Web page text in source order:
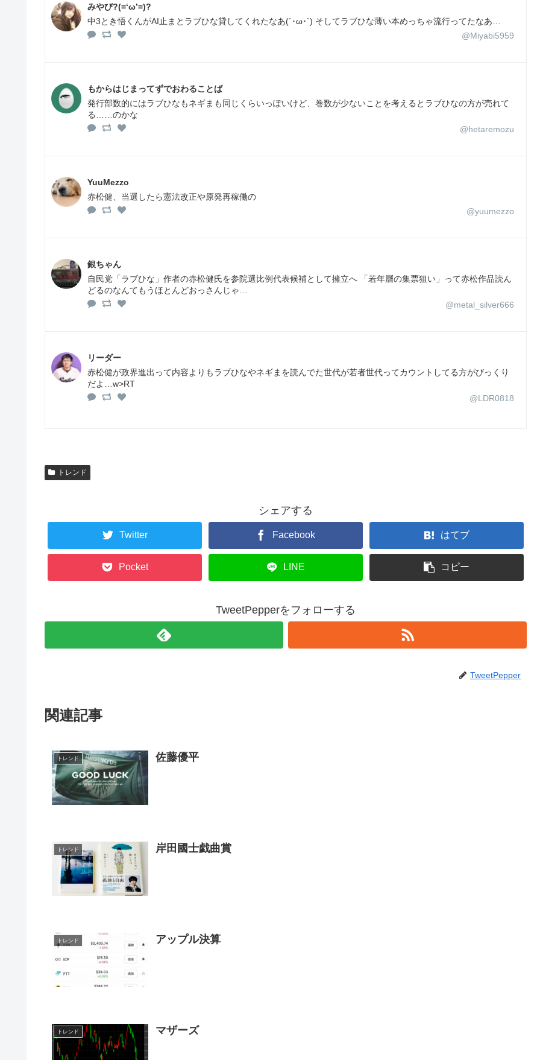
みやび?(=‘ω’=)?
中3とき悟くんがAI止まとラブひな貸してくれたなあ(´･ω･`) そしてラブひな薄い本めっちゃ流行ってたなあ…
@Miyabi5959
もからはじまってずでおわることば
発行部数的にはラブひなもネギまも同じくらいっぽいけど、巻数が少ないことを考えるとラブひなの方が売れて
る……のかな
@hetaremozu
YuuMezzo
赤松健、当選したら憲法改正や原発再稼働の
@yuumezzo
銀ちゃん
自民党「ラブひな」作者の赤松健氏を参院選比例代表候補として擁立へ 「若年層の集票狙い」って赤松作品読ん
どるのなんてもうほとんどおっさんじゃ…
@metal_silver666
リーダー
赤松健が政界進出って内容よりもラブひなやネギまを読んでた世代が若者世代ってカウントしてる方がびっくり
だよ…w>RT
@LDR0818
トレンド
シェアする
Twitter Facebook はてブ
Pocket LINE コピー
TweetPepperをフォローする
TweetPepper
関連記事
トレンド 佐藤優平
トレンド 岸田國士戯曲賞
トレンド アップル決算
トレンド マザーズ